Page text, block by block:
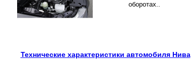
оборотах..
Технические характеристики автомобиля Нива